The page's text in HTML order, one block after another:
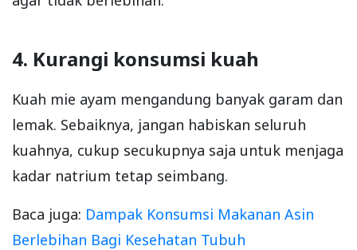
4. Kurangi konsumsi kuah
Kuah mie ayam mengandung banyak garam dan
lemak. Sebaiknya, jangan habiskan seluruh
kuahnya, cukup secukupnya saja untuk menjaga
kadar natrium tetap seimbang.
Baca juga: Dampak Konsumsi Makanan Asin
Berlebihan Bagi Kesehatan Tubuh